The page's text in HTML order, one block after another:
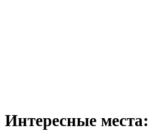
Интересные места: